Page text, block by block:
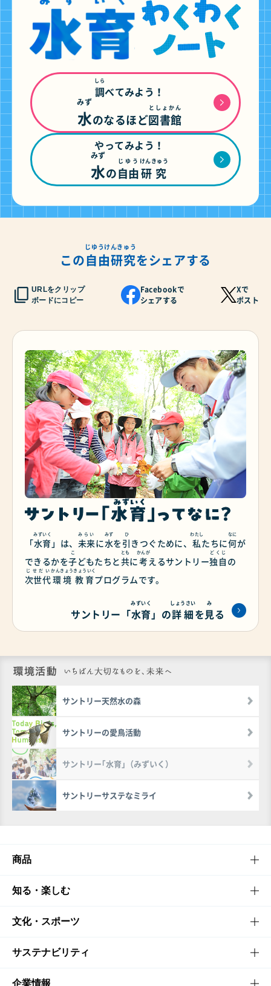
調
しら
べてみよう！
水
みず
のなるほど図書館
としょかん
やってみよう！
水
みず
の自由
じゆう
研究
けんきゅう
この自由研究
じゆうけんきゅう
をシェアする
URLをクリップ
ボードにコピー
Facebookで
シェアする
Xで
ポスト
「水育
みずいく
」は、 未来
みらい
に水
みず
を引
ひ
きつぐために、 私
わたし
たちに何
なに
が
できるかを子
こ
どもたちと共
とも
に考
かんが
えるサントリー独自
どくじ
の
次世代
じせだい
環境
かんきょう
教育
きょういく
プログラムです。
サントリー「水育
みずいく
」の詳細
しょうさい
を見
み
る
サントリー天然水の森
サントリーの愛鳥活動
サントリー｢水育｣（みずいく）
サントリーサステなミライ
商品
商品TOP
商品一覧
商品発売情報
栄養成分一覧
知る・楽しむ
知る・楽しむTOP
キャンペーン
工場見学
文化・スポーツ
文化・スポーツTOP
サントリーホール
サステナビリティ
サステナビリティTOP
企業情報